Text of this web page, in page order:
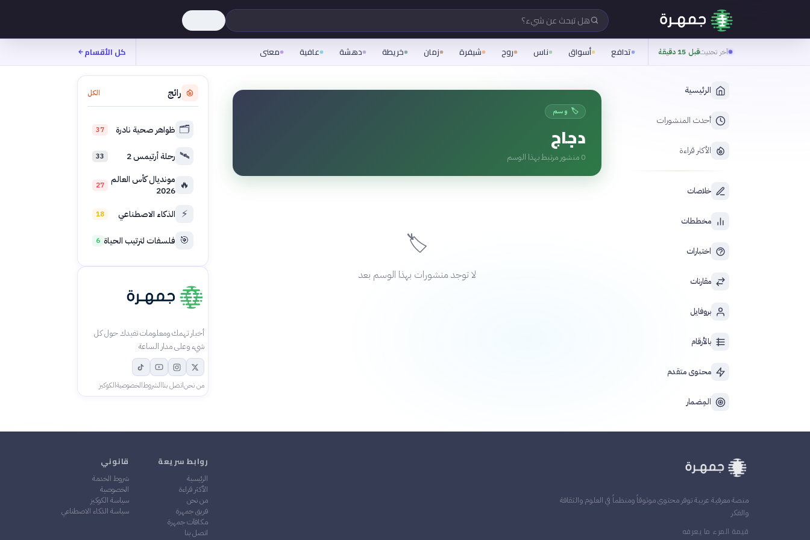
هل تبحث عن شيء؟
آخر تحديثقبل 15 دقيقة تدافع أسواق ناس روح شيفرة زمان خريطة دهشة عافية معنى كل الأقسام
الرئيسية
أحدث المنشورات
الأكثر قراءة
خلاصات
مخططات
اختبارات
مقارنات
بروفايل
بالأرقام
محتوى متقدم
المِضمار
🏷️ وسم
دجاج
0 منشور مرتبط بهذا الوسم
🏷️
لا توجد منشورات بهذا الوسم بعد
رائج الكل
🗂️ ظواهر صحية نادرة 37
🛰️ رحلة أرتيمس 2 33
🔥 مونديال كأس العالم
2026
27
⚡ الذكاء الاصطناعي 18
🎯 فلسفات لترتيب الحياة 6
أخبار تهمك ومعلومات تفيدك حول كل
شيء وعلى مدار الساعة
من نحناتصل بناالشروطالخصوصيةالكوكيز
منصة معرفية عربية توفر محتوى موثوقاً ومنظماً في العلوم والثقافة
والفكر
قيمة المرء ما يعرفه
روابط سريعة
الرئيسية
الأكثر قراءة
من نحن
فريق جمهرة
مكافآت جمهرة
اتصل بنا
قانوني
شروط الخدمة
الخصوصية
سياسة الكوكيز
سياسة الذكاء الاصطناعي